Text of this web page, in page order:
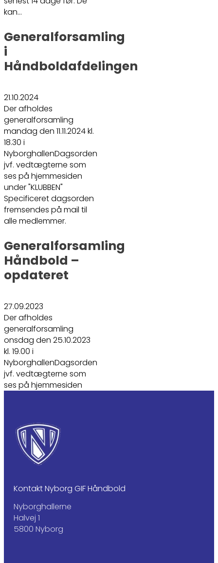
kan…
Generalforsamling
i
Håndboldafdelingen
21.10.2024
Der afholdes
generalforsamling
mandag den 11.11.2024 kl.
18.30 i
NyborghallenDagsorden
jvf. vedtægterne som
ses på hjemmesiden
under "KLUBBEN"
Specificeret dagsorden
fremsendes på mail til
alle medlemmer.
Generalforsamling
Håndbold –
opdateret
27.09.2023
Der afholdes
generalforsamling
onsdag den 25.10.2023
kl. 19.00 i
NyborghallenDagsorden
jvf. vedtægterne som
ses på hjemmesiden
Kontakt Nyborg GIF Håndbold
Nyborghallerne
Halvej 1
5800 Nyborg